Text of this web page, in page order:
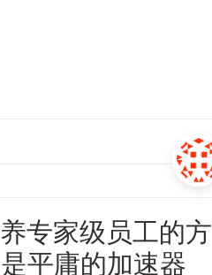
专家级员工的方
平庸的加速器